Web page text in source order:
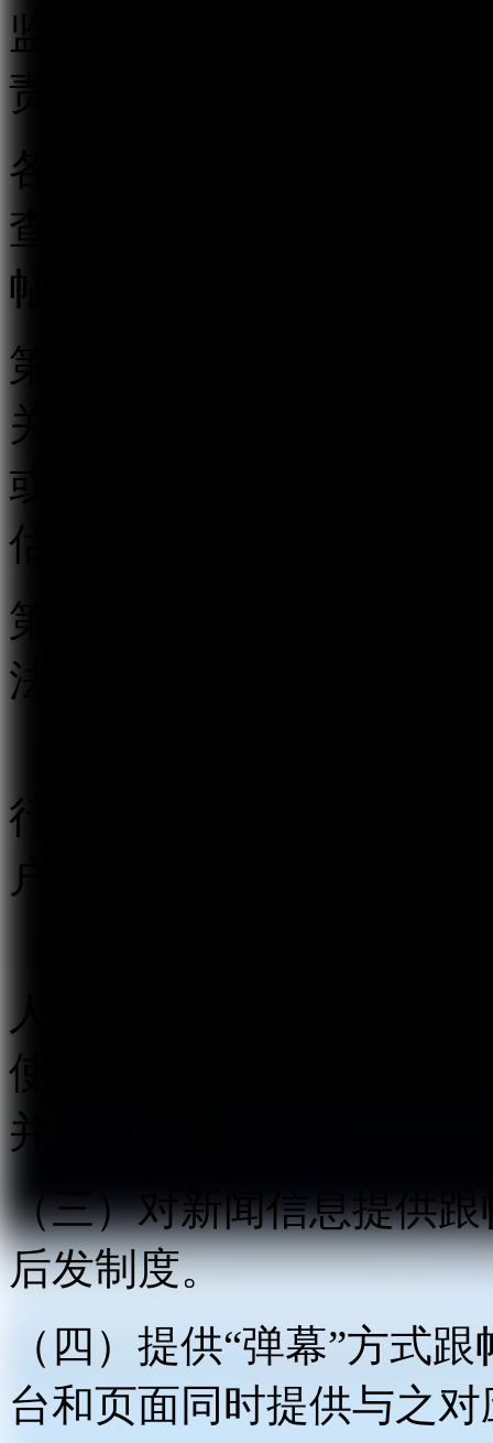
监督管理执法工作。地
责本行政区域的跟帖评
各级互联网信息办公室
查相结合的监督管理制
帖评论服务行为。
第四条 跟帖评论服务提
关的跟帖评论新产品、
或者省、自治区、直辖
估。
第五条 跟帖评论服务提
法履行以下义务：
行真实身份信息认证，
户提供跟帖评论服务。
人信息应当遵循合法、
使用规则，明示收集、
并经被收集者同意。
（三）对新闻信息提供
后发制度。
（四）提供“弹幕”方式
台和页面同时提供与之